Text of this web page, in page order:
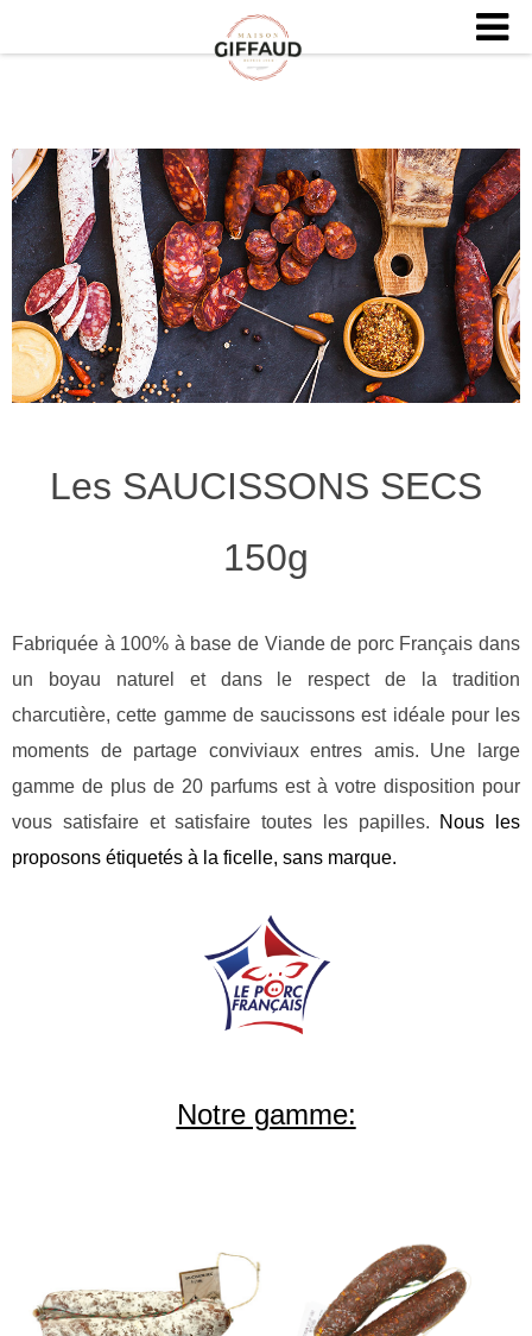
Les SAUCISSONS SECS
150g
Fabriquée à 100% à base de Viande de porc Français dans
un boyau naturel et dans le respect de la tradition
charcutière, cette gamme de saucissons est idéale pour les
moments de partage conviviaux entres amis. Une large
gamme de plus de 20 parfums est à votre disposition pour
vous satisfaire et satisfaire toutes les papilles.
Nous les
proposons étiquetés à la ficelle, sans marque.
Notre gamme: